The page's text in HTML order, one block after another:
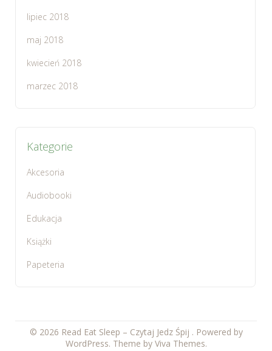
lipiec 2018
maj 2018
kwiecień 2018
marzec 2018
Kategorie
Akcesoria
Audiobooki
Edukacja
Książki
Papeteria
© 2026 Read Eat Sleep – Czytaj Jedz Śpij . Powered by
WordPress. Theme by Viva Themes.